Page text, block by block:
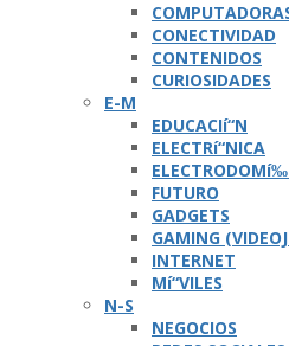
CONECTIVIDAD
CONTENIDOS
CURIOSIDADES
E-M
EDUCACIí“N
ELECTRí“NICA
FUTURO
GADGETS
GAMING
INTERNET
Mí“VILES
N-S
NEGOCIOS